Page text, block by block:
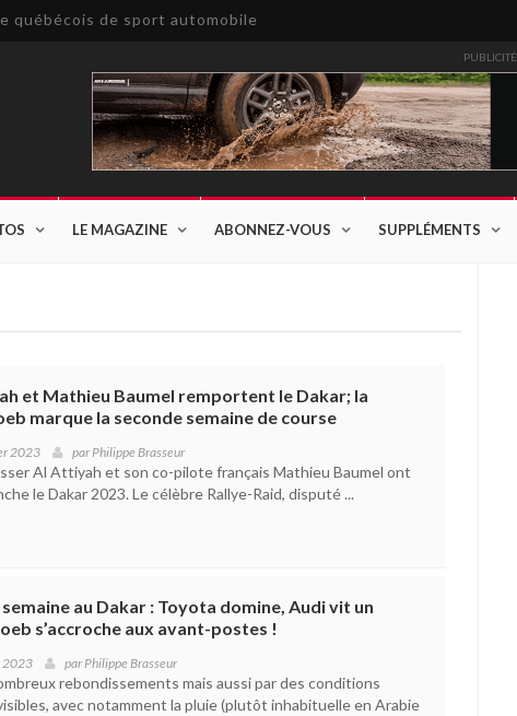
québécois de sport automobile
PUBLICITÉ
LE MAGAZINE ABONNEZ-VOUS SUPPLÉMENTS
et Mathieu Baumel remportent le Dakar; la
marque la seconde semaine de course
2023 parPhilippe Brasseur
Al Attiyah et son co-pilote français Mathieu Baumel ont
le Dakar 2023. Le célèbre Rallye-Raid, disputé ...
au Dakar : Toyota domine, Audi vit un
s’accroche aux avant-postes !
2023 parPhilippe Brasseur
rebondissements mais aussi par des conditions
avec notamment la pluie (plutôt inhabituelle en Arabie